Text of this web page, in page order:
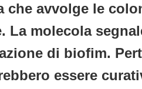
avvolge le
molecola
di biofim.
essere